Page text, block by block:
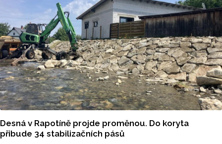
upozorňuje na nevyhovujcí situaci s parkováním
u oblíbeného olomouckého letoviska. Za iniciativou stojí
zastupitel města Olomouce, na jeho přání nebudeme
uvádět jeho identitu.
Desná v Rapotíně projde proměnou. Do koryta
přibude 34 stabilizačních pásů